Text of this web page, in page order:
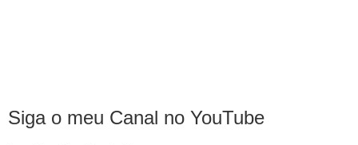
Siga o meu Canal no YouTube